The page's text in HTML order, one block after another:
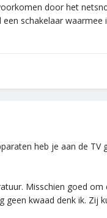
door het
schakelaar
heb je aan de TV
Misschien goed
kwaad denk ik. Zij